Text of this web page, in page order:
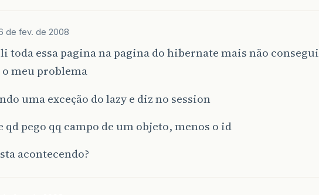
de fev. de 2008
toda essa pagina na pagina do hibernate mais não consegui
meu problema
uma exceção do lazy e diz no session
qd pego qq campo de um objeto, menos o id
acontecendo?